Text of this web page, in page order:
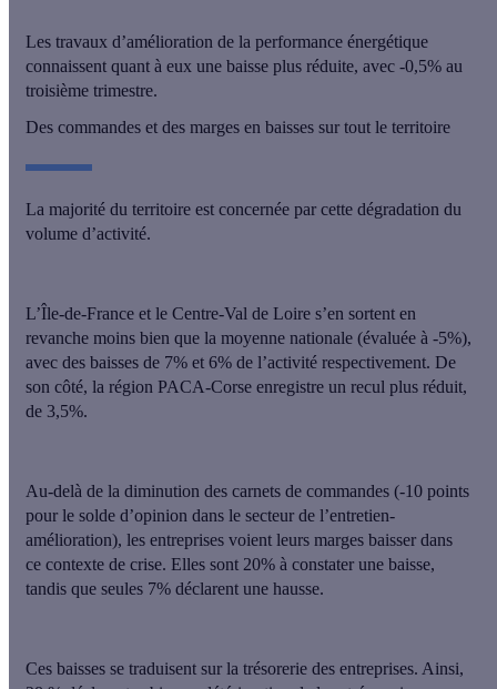
Les travaux d’amélioration de la performance énergétique
connaissent quant à eux une baisse plus réduite, avec -0,5% au
troisième trimestre.
Des commandes et des marges en baisses sur tout le territoire
La majorité du territoire est concernée par cette dégradation du
volume d’activité.
L’Île-de-France et le Centre-Val de Loire s’en sortent en
revanche moins bien que la moyenne nationale (évaluée à -5%),
avec des baisses de 7% et 6% de l’activité respectivement. De
son côté, la région PACA-Corse enregistre un recul plus réduit,
de 3,5%.
Au-delà de la diminution des carnets de commandes (-10 points
pour le solde d’opinion dans le secteur de l’entretien-
amélioration), les entreprises voient leurs marges baisser dans
ce contexte de crise. Elles sont 20% à constater une baisse,
tandis que seules 7% déclarent une hausse.
Ces baisses se traduisent sur la trésorerie des entreprises. Ainsi,